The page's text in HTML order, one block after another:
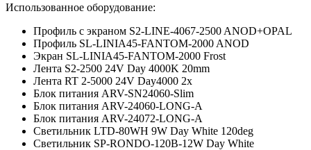
Использованное оборудование:
Профиль с экраном S2-LINE-4067-2500 ANOD+OPAL
Профиль SL-LINIA45-FANTOM-2000 ANOD
Экран SL-LINIA45-FANTOM-2000 Frost
Лента S2-2500 24V Day 4000K 20mm
Лента RT 2-5000 24V Day4000 2x
Блок питания ARV-SN24060-Slim
Блок питания ARV-24060-LONG-A
Блок питания ARV-24072-LONG-A
Светильник LTD-80WH 9W Day White 120deg
Светильник SP-RONDO-120B-12W Day White